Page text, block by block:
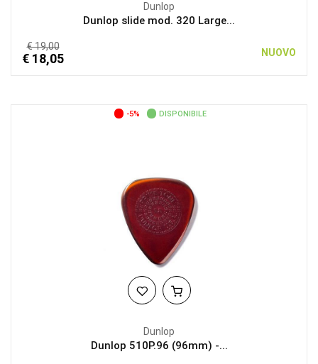
Dunlop
Dunlop slide mod. 320 Large...
€ 19,00
€ 18,05 NUOVO
-5% DISPONIBILE
Dunlop
Dunlop 510P.96 (96mm) -...